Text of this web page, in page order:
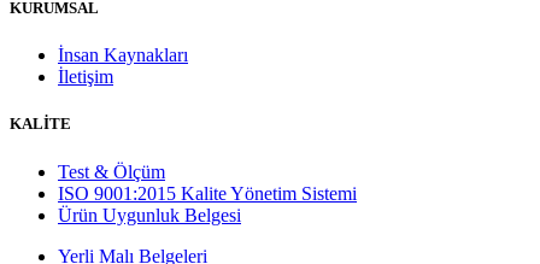
KURUMSAL
İnsan Kaynakları
İletişim
KALİTE
Test & Ölçüm
ISO 9001:2015 Kalite Yönetim Sistemi
Ürün Uygunluk Belgesi
Yerli Malı Belgeleri